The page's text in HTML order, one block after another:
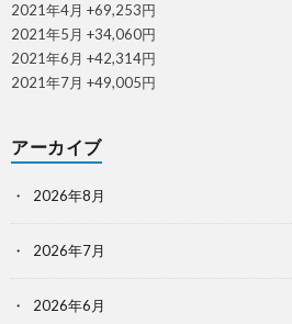
2021年4月 +69,253円
2021年5月 +34,060円
2021年6月 +42,314円
2021年7月 +49,005円
アーカイブ
2026年8月
2026年7月
2026年6月